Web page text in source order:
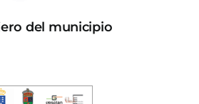
del municipio